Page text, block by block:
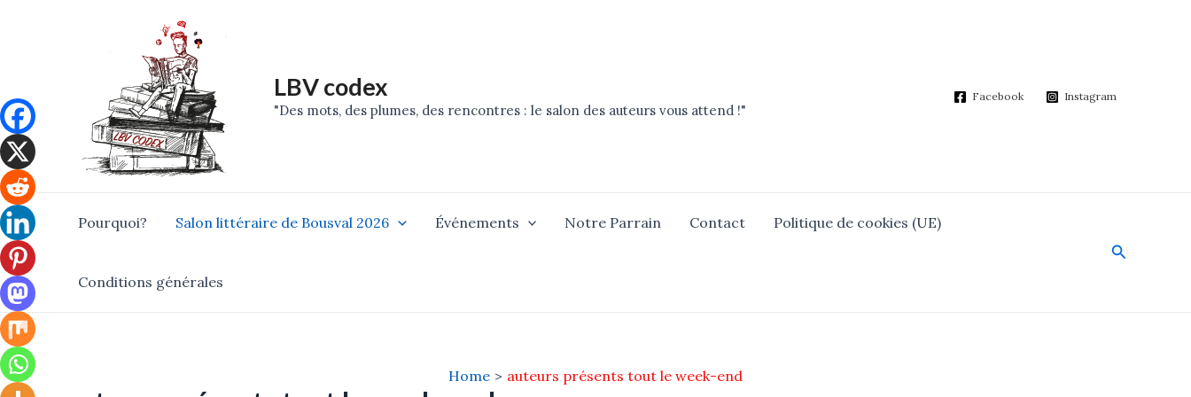
LBV codex
"Des mots, des plumes, des rencontres : le salon des auteurs vous attend !"
Facebook Instagram
Pourquoi? Salon littéraire de Bousval 2026 Événements Notre Parrain Contact Politique de cookies (UE)
Conditions générales
Search
Home auteurs présents tout le week-end